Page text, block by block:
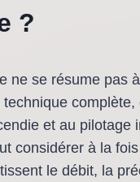
?
ne se résume pas
et au
considérer à la
le débit, la